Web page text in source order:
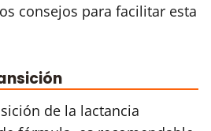
consejos para facilitar esta
de la lactancia